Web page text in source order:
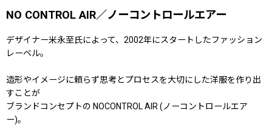
NO CONTROL AIR／ノーコントロールエアー
デザイナー米永至氏によって、2002年にスタートしたファッション
レーベル。
造形やイメージに頼らず思考とプロセスを大切にした洋服を作り出
すことが
ブランドコンセプトの NOCONTROL AIR (ノーコントロールエア
ー)。